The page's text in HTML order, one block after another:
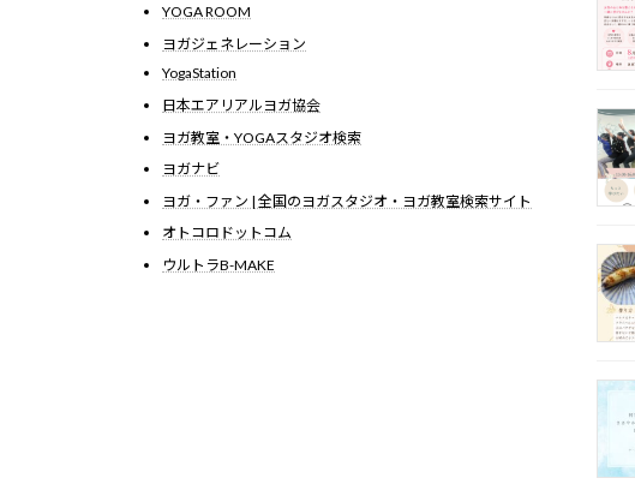
YOGA ROOM
ヨガジェネレーション
YogaStation
日本エアリアルヨガ協会
ヨガ教室・YOGAスタジオ検索
ヨガナビ
ヨガ・ファン | 全国のヨガスタジオ・ヨガ教室検索サイト
オトコロドットコム
ウルトラB-MAKE